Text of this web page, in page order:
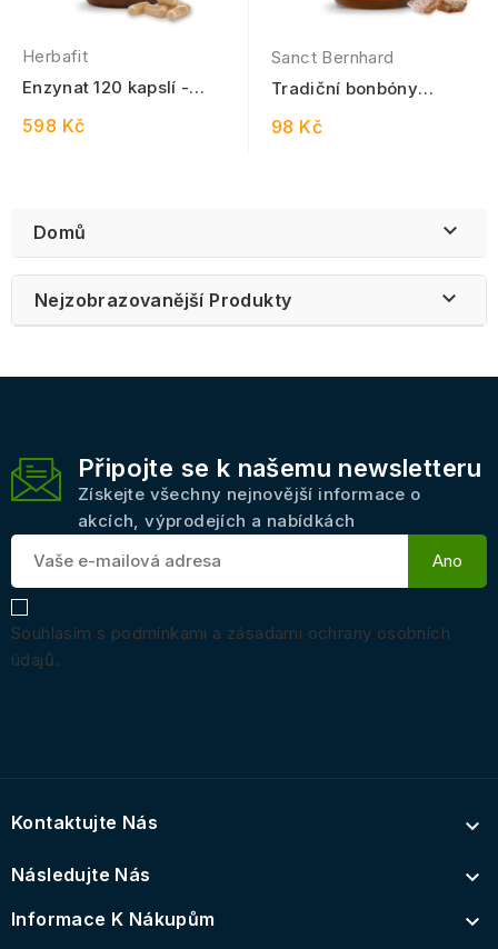
Herbafit
Enzynat 120 kapslí -
14.04.2025
598 Kč
Sanct Bernhard
Tradiční bonbóny
98 Kč
Domů 
Nejzobrazovanější Produkty 
Připojte se k našemu newsletteru
Získejte všechny nejnovější informace o
akcích, výprodejích a nabídkách
Souhlasím s podmínkami a zásadami ochrany osobních
údajů.
Kontaktujte Nás 
Následujte Nás 
Informace K Nákupům 